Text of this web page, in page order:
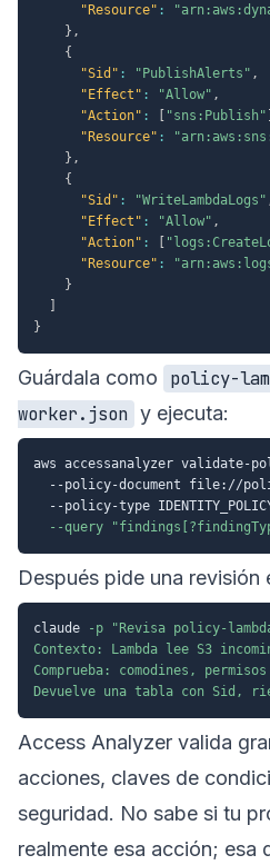
"Resource" :
} ,
{
"Sid" : "PublishAlerts" ,
"Effect" : "Allow" ,
"Action" : "sns:Publish"
"Resource" :
} ,
{
"Sid" : "WriteLambdaLogs"
"Effect" : "Allow" ,
"Action" :
"Resource" :
}
}
Guárdala como
policy-
worker.json y ejecuta:
aws accessanalyzer validate-
--policy-document file://
--policy-type
--query
Después pide una revisión
claude -p
"Revisa policy-
Contexto: Lambda lee S3
Comprueba: comodines,
Devuelve una tabla con Sid,
Access Analyzer valida
acciones, claves de
seguridad. No sabe si tu
realmente esa acción; esa